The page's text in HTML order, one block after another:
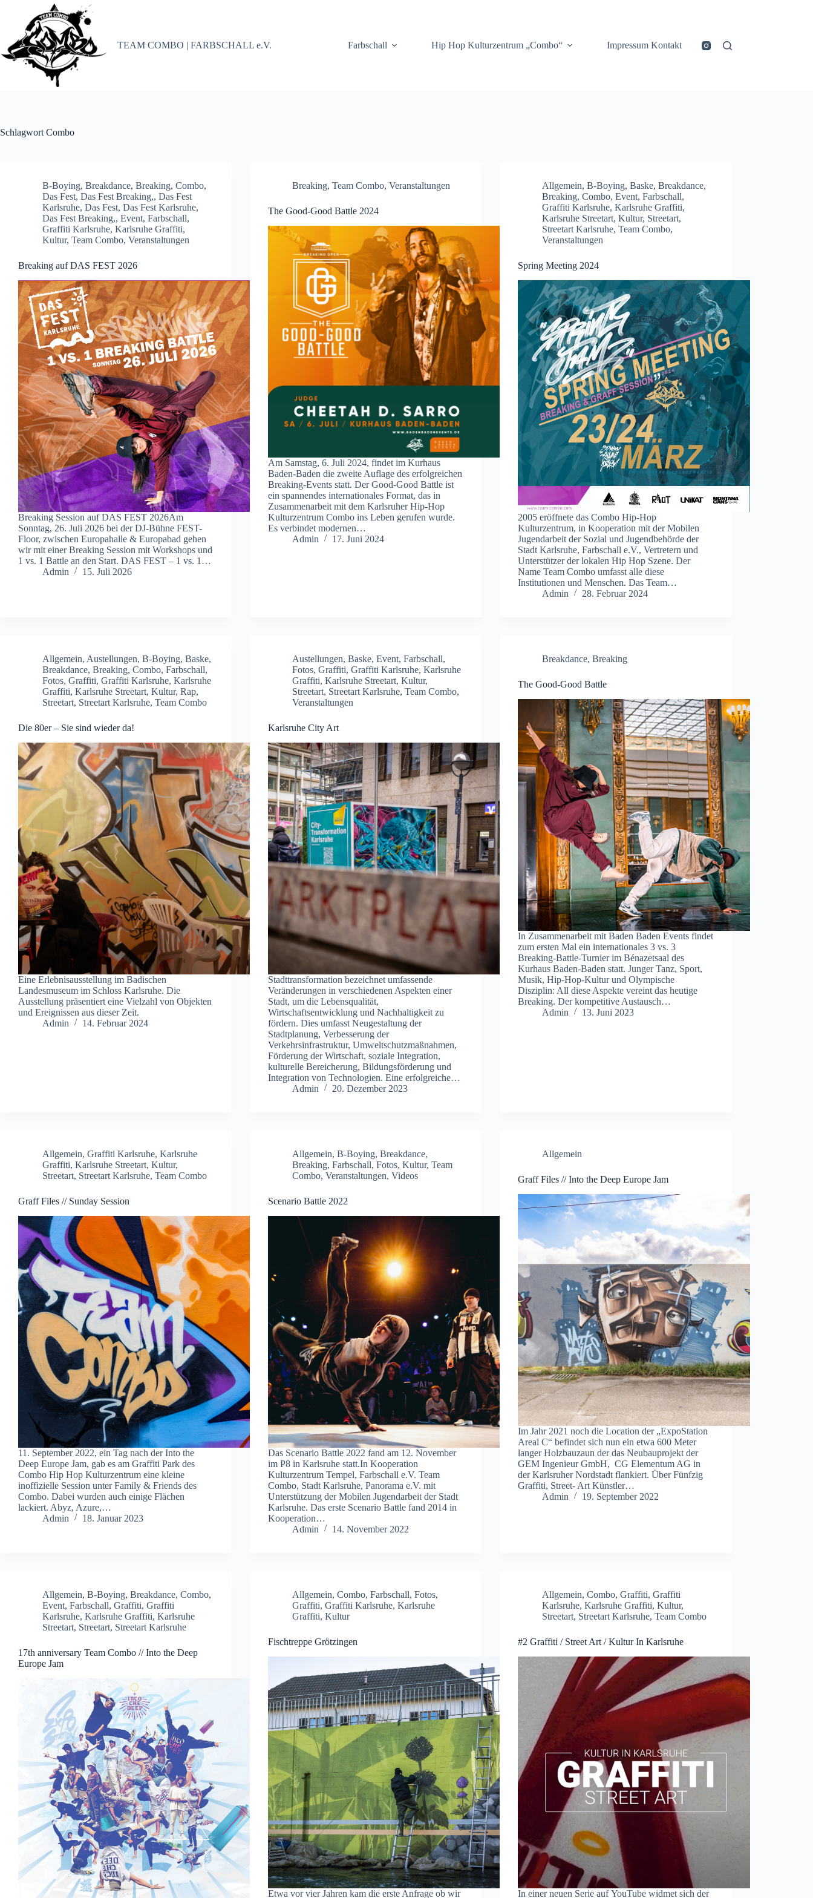
springen
TEAM COMBO | FARBSCHALL e.V.
Farbschall Hip Hop Kulturzentrum „Combo“ Impressum Kontakt
Schlagwort Combo
B-Boying, Breakdance, Breaking, Combo,
Das Fest, Das Fest Breaking,, Das Fest
Karlsruhe, Das Fest, Das Fest Karlsruhe,
Das Fest Breaking,, Event, Farbschall,
Graffiti Karlsruhe, Karlsruhe Graffiti,
Kultur, Team Combo, Veranstaltungen
Breaking auf DAS FEST 2026
Breaking Session auf DAS FEST 2026Am
Sonntag, 26. Juli 2026 bei der DJ-Bühne FEST-
Floor, zwischen Europahalle & Europabad gehen
wir mit einer Breaking Session mit Workshops und
1 vs. 1 Battle an den Start. DAS FEST – 1 vs. 1…
Admin
15. Juli 2026
Breaking,Team Combo,Veranstaltungen
The Good-Good Battle 2024
Am Samstag, 6. Juli 2024, findet im Kurhaus
Baden-Baden die zweite Auflage des erfolgreichen
Breaking-Events statt. Der Good-Good Battle ist
ein spannendes internationales Format, das in
Zusammenarbeit mit dem Karlsruher Hip-Hop
Kulturzentrum Combo ins Leben gerufen wurde.
Es verbindet modernen…
Admin
17. Juni 2024
Allgemein,B-Boying,Baske,Breakdance,
Breaking,Combo,Event,Farbschall,
Graffiti Karlsruhe,Karlsruhe Graffiti,
Karlsruhe Streetart,Kultur, Streetart,
Streetart Karlsruhe,Team Combo,
Veranstaltungen
Spring Meeting 2024
2005 eröffnete das Combo Hip-Hop
Kulturzentrum, in Kooperation mit der Mobilen
Jugendarbeit der Sozial und Jugendbehörde der
Stadt Karlsruhe, Farbschall e.V., Vertretern und
Unterstützer der lokalen Hip Hop Szene. Der
Name Team Combo umfasst alle diese
Institutionen und Menschen. Das Team…
Admin
28. Februar 2024
Allgemein, Austellungen, B-Boying, Baske,
Breakdance, Breaking, Combo, Farbschall,
Fotos, Graffiti, Graffiti Karlsruhe, Karlsruhe
Graffiti, Karlsruhe Streetart, Kultur, Rap,
Streetart, Streetart Karlsruhe, Team Combo
Die 80er – Sie sind wieder da!
Eine Erlebnisausstellung im Badischen
Landesmuseum im Schloss Karlsruhe. Die
Ausstellung präsentiert eine Vielzahl von Objekten
und Ereignissen aus dieser Zeit.
Admin
14. Februar 2024
Austellungen,Baske,Event,Farbschall,
Fotos,Graffiti,Graffiti Karlsruhe,Karlsruhe
Graffiti,Karlsruhe Streetart,Kultur,
Streetart, Streetart Karlsruhe,Team Combo,
Veranstaltungen
Karlsruhe City Art
Stadttransformation bezeichnet umfassende
Veränderungen in verschiedenen Aspekten einer
Stadt, um die Lebensqualität,
Wirtschaftsentwicklung und Nachhaltigkeit zu
fördern. Dies umfasst Neugestaltung der
Stadtplanung, Verbesserung der
Verkehrsinfrastruktur, Umweltschutzmaßnahmen,
Förderung der Wirtschaft, soziale Integration,
kulturelle Bereicherung, Bildungsförderung und
Integration von Technologien. Eine erfolgreiche…
Admin
20. Dezember 2023
Breakdance,Breaking
The Good-Good Battle
In Zusammenarbeit mit Baden Baden Events findet
zum ersten Mal ein internationales 3 vs. 3
Breaking-Battle-Turnier im Bénazetsaal des
Kurhaus Baden-Baden statt. Junger Tanz, Sport,
Musik, Hip-Hop-Kultur und Olympische
Disziplin: All diese Aspekte vereint das heutige
Breaking. Der kompetitive Austausch…
Admin
13. Juni 2023
Allgemein, Graffiti Karlsruhe, Karlsruhe
Graffiti, Karlsruhe Streetart, Kultur,
Streetart, Streetart Karlsruhe, Team Combo
Graff Files // Sunday Session
11. September 2022, ein Tag nach der Into the
Deep Europe Jam, gab es am Graffiti Park des
Combo Hip Hop Kulturzentrum eine kleine
inoffizielle Session unter Family & Friends des
Combo. Dabei wurden auch einige Flächen
lackiert. Abyz, Azure,…
Admin
18. Januar 2023
Allgemein,B-Boying,Breakdance,
Breaking,Farbschall,Fotos,Kultur,Team
Combo,Veranstaltungen,Videos
Scenario Battle 2022
Das Scenario Battle 2022 fand am 12. November
im P8 in Karlsruhe statt.In Kooperation
Kulturzentrum Tempel, Farbschall e.V. Team
Combo, Stadt Karlsruhe, Panorama e.V. mit
Unterstützung der Mobilen Jugendarbeit der Stadt
Karlsruhe. Das erste Scenario Battle fand 2014 in
Kooperation…
Admin
14. November 2022
Allgemein
Graff Files // Into the Deep Europe Jam
Im Jahr 2021 noch die Location der „ExpoStation
Areal C“ befindet sich nun ein etwa 600 Meter
langer Holzbauzaun der das Neubauprojekt der
GEM Ingenieur GmbH, CG Elementum AG in
der Karlsruher Nordstadt flankiert. Über Fünfzig
Graffiti, Street- Art Künstler…
Admin
19. September 2022
Allgemein, B-Boying, Breakdance, Combo,
Event, Farbschall, Graffiti, Graffiti
Karlsruhe, Karlsruhe Graffiti, Karlsruhe
Streetart, Streetart, Streetart Karlsruhe
17th anniversary Team Combo // Into the Deep
Europe Jam
Allgemein,Combo,Farbschall,Fotos,
Graffiti,Graffiti Karlsruhe,Karlsruhe
Graffiti,Kultur
Fischtreppe Grötzingen
Etwa vor vier Jahren kam die erste Anfrage ob wir
Allgemein,Combo,Graffiti,Graffiti
Karlsruhe,Karlsruhe Graffiti,Kultur,
Streetart, Streetart Karlsruhe,Team Combo
#2 Graffiti / Street Art / Kultur In Karlsruhe
In einer neuen Serie auf YouTube widmet sich der